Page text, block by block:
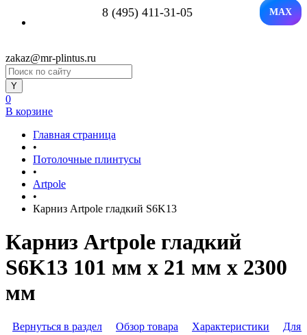
8 (495) 411-31-05 MAX
zakaz@mr-plintus.ru
0
В корзине
Главная страница
•
Потолочные плинтусы
•
Artpole
•
Карниз Artpole гладкий S6K13
Карниз Artpole гладкий
S6K13 101 мм х 21 мм х 2300
мм
Вернуться в раздел Обзор товара Характеристики
Для